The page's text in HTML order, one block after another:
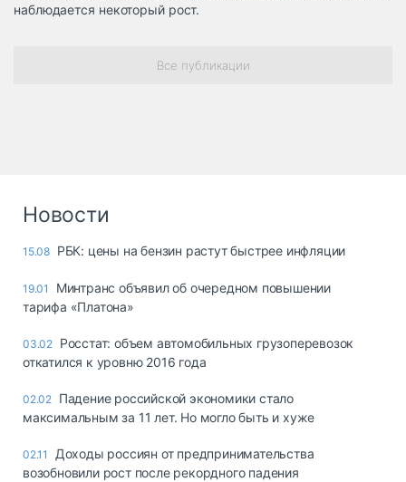
Спецтехника
запчасти, шины
наблюдается некоторый рост.
Все публикации
Новости
15.08 РБК: цены на бензин растут быстрее инфляции
19.01
Минтранс объявил об очередном повышении
тарифа «Платона»
03.02 Росстат: объем автомобильных грузоперевозок
откатился к уровню 2016 года
02.02 Падение российской экономики стало
максимальным за 11 лет. Но могло быть и хуже
02.11
Доходы россиян от предпринимательства
возобновили рост после рекордного падения